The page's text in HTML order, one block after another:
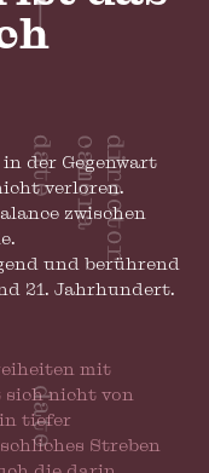
der Gegenwart
verloren.
zwischen
und berührend
21. Jahrhundert.
mit
sich nicht von
tiefer
Streben